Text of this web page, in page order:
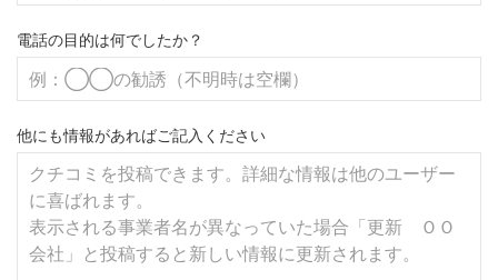
電話の目的は何でしたか？
他にも情報があればご記入ください